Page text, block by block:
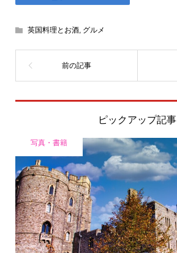
英国料理とお酒, グルメ
ピックアップ記事
写真・書籍